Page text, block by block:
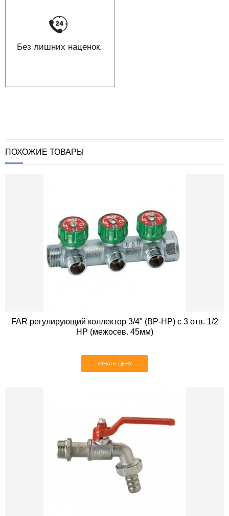
Без лишних наценок.
ПОХОЖИЕ ТОВАРЫ
FAR регулирующий коллектор 3/4" (ВР-НР) с 3 отв. 1/2
НР (межосев. 45мм)
УЗНАТЬ ЦЕНУ